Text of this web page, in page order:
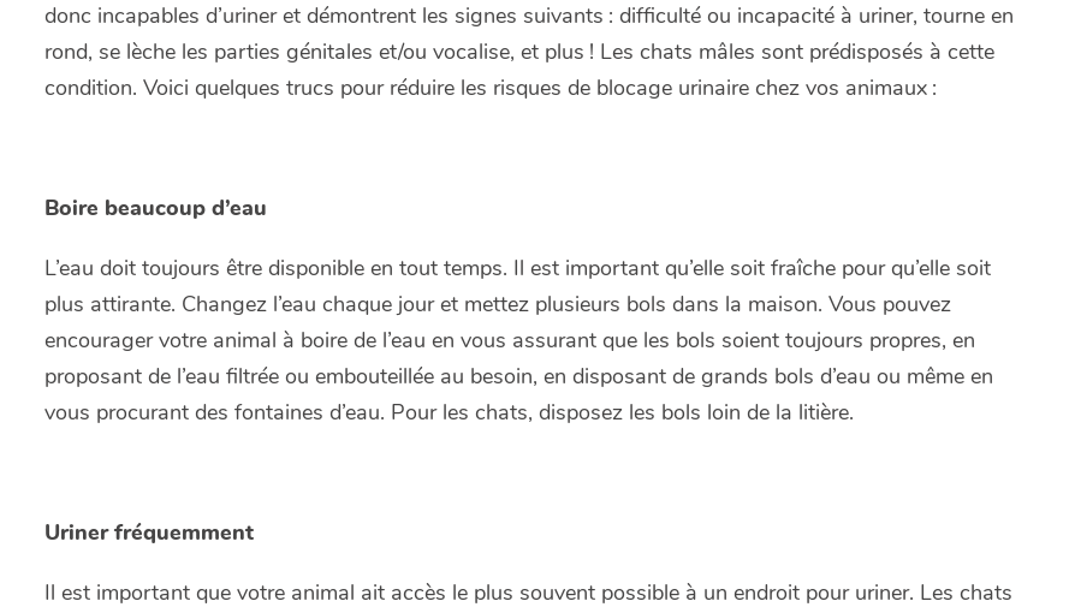
donc incapables d’uriner et démontrent les signes suivants : difficulté ou incapacité à uriner, tourne en
rond, se lèche les parties génitales et/ou vocalise, et plus ! Les chats mâles sont prédisposés à cette
condition. Voici quelques trucs pour réduire les risques de blocage urinaire chez vos animaux :
Boire beaucoup d’eau
L’eau doit toujours être disponible en tout temps. Il est important qu’elle soit fraîche pour qu’elle soit
plus attirante. Changez l’eau chaque jour et mettez plusieurs bols dans la maison. Vous pouvez
encourager votre animal à boire de l’eau en vous assurant que les bols soient toujours propres, en
proposant de l’eau filtrée ou embouteillée au besoin, en disposant de grands bols d’eau ou même en
vous procurant des fontaines d’eau. Pour les chats, disposez les bols loin de la litière.
Uriner fréquemment
Il est important que votre animal ait accès le plus souvent possible à un endroit pour uriner. Les chats